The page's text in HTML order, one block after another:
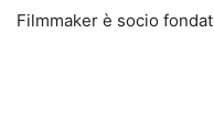
Filmmaker è socio